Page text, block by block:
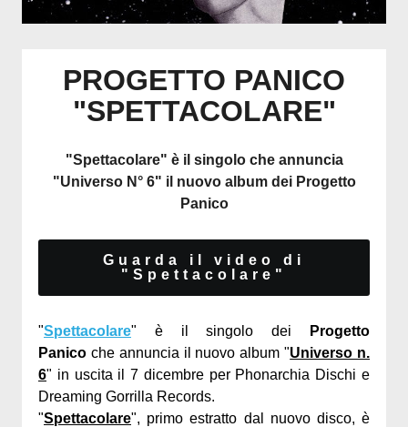
PROGETTO PANICO
"SPETTACOLARE"
"Spettacolare" è il singolo che annuncia
"Universo N° 6" il nuovo album dei Progetto
Panico
Guarda il video di
"Spettacolare"
"Spettacolare" è il singolo dei
Progetto
Panico che annuncia il nuovo album "Universo n.
6" in uscita il 7 dicembre per Phonarchia Dischi e
Dreaming Gorrilla Records.
"Spettacolare", primo estratto dal nuovo disco, è